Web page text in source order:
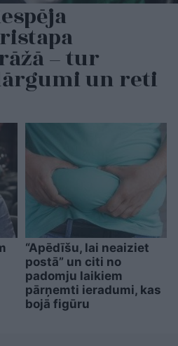
– tur
un reti
“Apēdīšu, lai neaiziet
postā” un citi no
padomju laikiem
pārņemti ieradumi, kas
bojā figūru